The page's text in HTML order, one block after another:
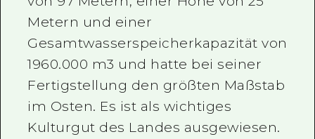
Metern und einer
Gesamtwasserspeicherkapazität von
1960.000 m3 und hatte bei seiner
Fertigstellung den größten Maßstab
im Osten. Es ist als wichtiges
Kulturgut des Landes ausgewiesen.